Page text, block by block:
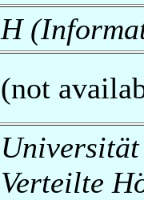
H
(not
Verteilte